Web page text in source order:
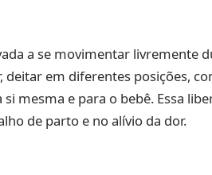
a se movimentar livremente
deitar em diferentes posições,
mesma e para o bebê. Essa
de parto e no alívio da dor.